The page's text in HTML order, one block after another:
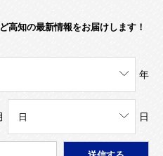
高知の最新情報をお届けします！
年
日